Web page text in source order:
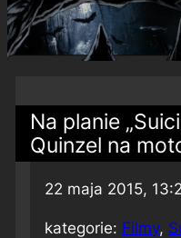
Na planie
Quinzel na
22 maja 2015,
kategorie: Filmy,